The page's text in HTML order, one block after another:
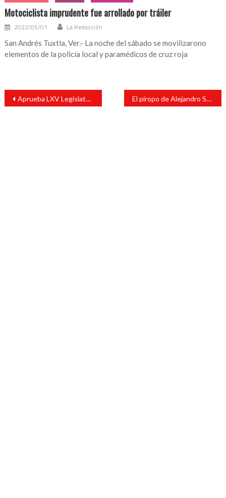
Motociclista imprudente fue arrollado por tráiler
2022/05/01 La Redacción
San Andrés Tuxtla, Ver.- La noche del sábado se movilizarono
elementos de la policía local y paramédicos de cruz roja
Navegación
entradas
Aprueba LXV Legislatura observaciones hechas por el Gobernador al Decreto 582 El piropo de Alejandro Speitzer a Ester Expósito, que enamora con este ‘look’ en la inauguración de la Mostra